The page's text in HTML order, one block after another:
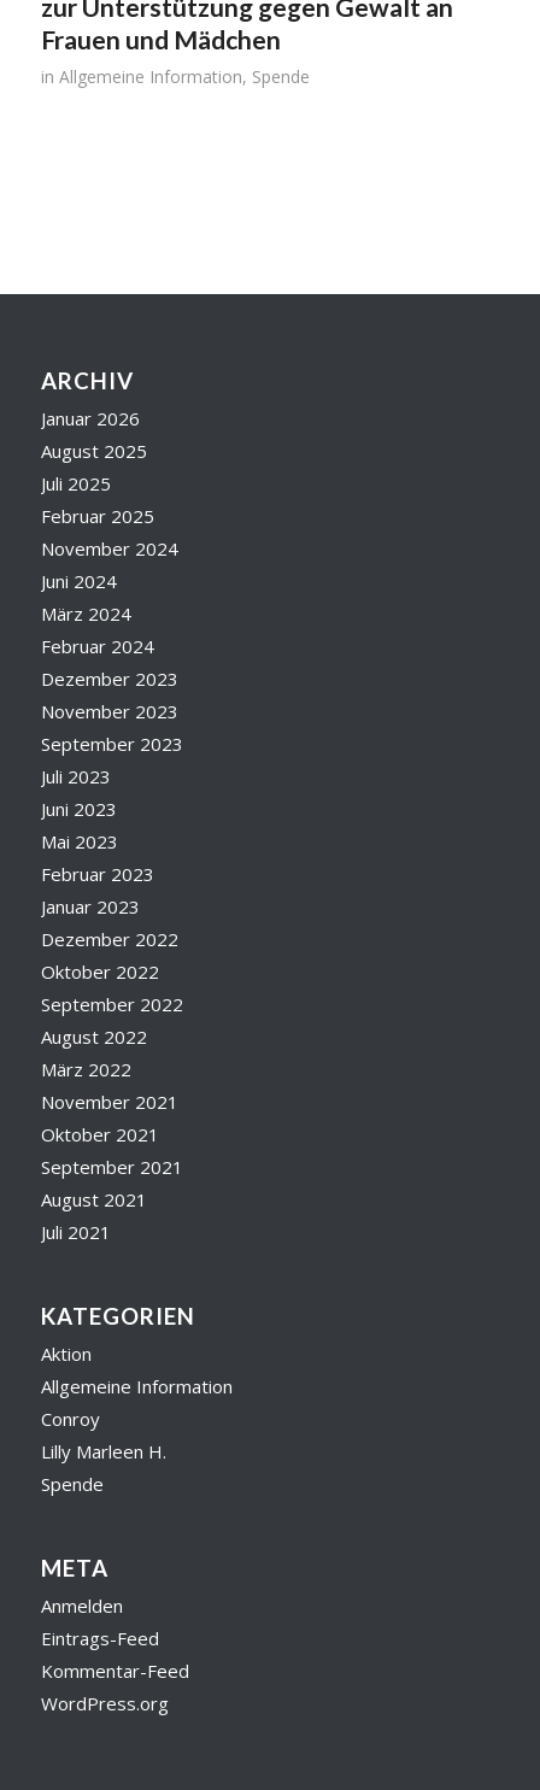
zur Unterstützung gegen Gewalt an
Frauen und Mädchen
in Allgemeine Information, Spende
ARCHIV
Januar 2026
August 2025
Juli 2025
Februar 2025
November 2024
Juni 2024
März 2024
Februar 2024
Dezember 2023
November 2023
September 2023
Juli 2023
Juni 2023
Mai 2023
Februar 2023
Januar 2023
Dezember 2022
Oktober 2022
September 2022
August 2022
März 2022
November 2021
Oktober 2021
September 2021
August 2021
Juli 2021
KATEGORIEN
Aktion
Allgemeine Information
Conroy
Lilly Marleen H.
Spende
META
Anmelden
Eintrags-Feed
Kommentar-Feed
WordPress.org